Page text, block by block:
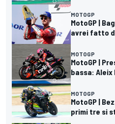
MOTOGP
MotoGP |
avrei fatto
MOTOGP
MotoGP |
bassa:
MOTOGP
MotoGP |
primi tre si